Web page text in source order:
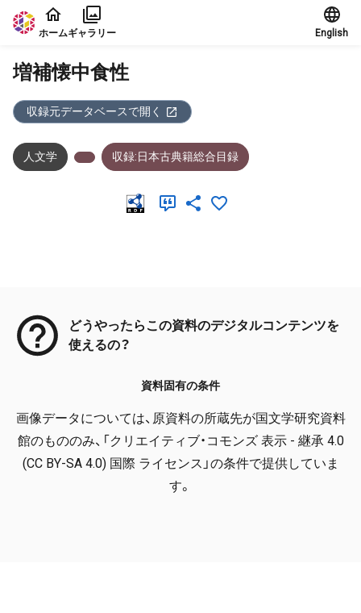
本文に飛ぶ
ホームギャラリー English
増補懐中食性
収録元データベースで開く
人文学 収録:日本古典籍総合目録
どうやったらこの資料のデジタルコンテンツを
使えるの？
資料固有の条件
画像データについては、原資料の所蔵先が国文学研究資料
館のもののみ、「クリエイティブ・コモンズ 表示 - 継承 4.0
(CC BY-SA 4.0) 国際 ライセンス」の条件で提供していま
す。